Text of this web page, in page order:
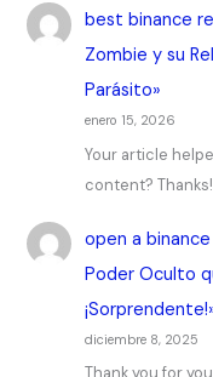
best binance
Zombie y su
Parásito»
enero 15, 2026
Your article
content? Thanks!
open a
Poder Oculto
diciembre 8, 2025